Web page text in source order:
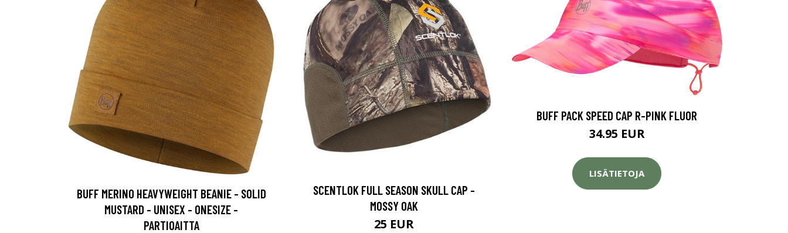
BUFF MERINO HEAVYWEIGHT BEANIE - SOLID
MUSTARD - UNISEX - ONESIZE -
PARTIOAITTA
SCENTLOK FULL SEASON SKULL CAP -
MOSSY OAK
25 EUR
BUFF PACK SPEED CAP R-PINK FLUOR
34.95 EUR
LISÄTIETOJA